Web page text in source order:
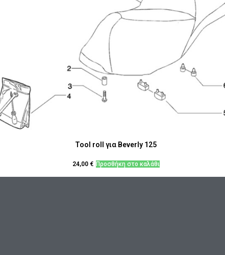
Tool roll για Beverly 125
24,00 € Προσθήκη στο καλάθι